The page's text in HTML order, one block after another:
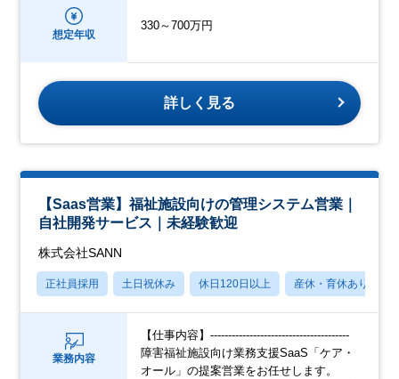
想定年収
330～700万円
詳しく見る
【Saas営業】福祉施設向けの管理システム営業｜
自社開発サービス｜未経験歓迎
株式会社SANN
正社員採用 土日祝休み 休日120日以上 産休・育休あり
業務内容
【仕事内容】---------------------------------------
障害福祉施設向け業務支援SaaS「ケア・
オール」の提案営業をお任せします。